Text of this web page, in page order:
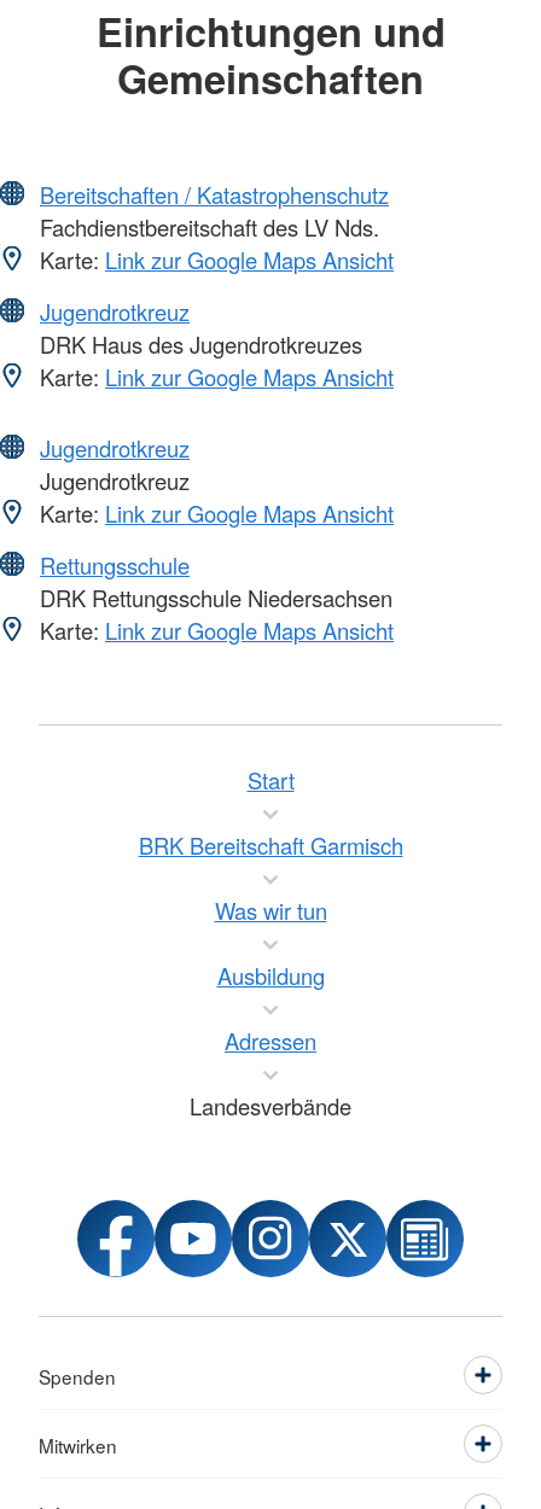
Einrichtungen und
Gemeinschaften
Bereitschaften / Katastrophenschutz
Fachdienstbereitschaft des LV Nds.
Karte: Link zur Google Maps Ansicht
Jugendrotkreuz
DRK Haus des Jugendrotkreuzes
Karte: Link zur Google Maps Ansicht
Jugendrotkreuz
Jugendrotkreuz
Karte: Link zur Google Maps Ansicht
Rettungsschule
DRK Rettungsschule Niedersachsen
Karte: Link zur Google Maps Ansicht
Start
BRK Bereitschaft Garmisch
Was wir tun
Ausbildung
Adressen
Landesverbände
Spenden
Mitwirken